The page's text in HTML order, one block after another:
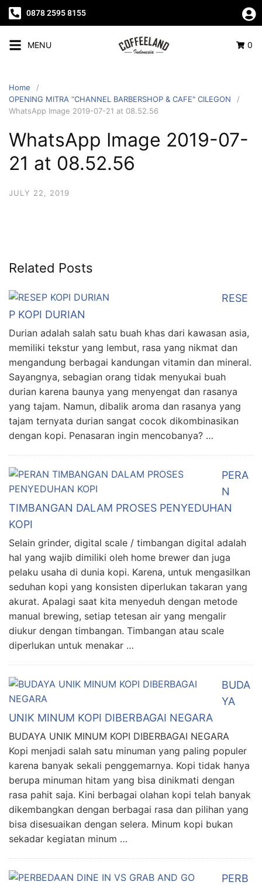
0878 2595 8155
MENU 0
Home
OPENING MITRA “CHANNEL BARBERSHOP & CAFE" CILEGON
WhatsApp Image 2019-07-21 at 08.52.56
WhatsApp Image 2019-07-
21 at 08.52.56
JULY 22, 2019
Related Posts
RESE
P KOPI DURIAN
Durian adalah salah satu buah khas dari kawasan asia,
memiliki tekstur yang lembut, rasa yang nikmat dan
mengandung berbagai kandungan vitamin dan mineral.
Sayangnya, sebagian orang tidak menyukai buah
durian karena baunya yang menyengat dan rasanya
yang tajam. Namun, dibalik aroma dan rasanya yang
tajam ternyata durian sangat cocok dikombinasikan
dengan kopi. Penasaran ingin mencobanya? …
PERA
N
TIMBANGAN DALAM PROSES PENYEDUHAN
KOPI
Selain grinder, digital scale / timbangan digital adalah
hal yang wajib dimiliki oleh home brewer dan juga
pelaku usaha di dunia kopi. Karena, untuk mengasilkan
seduhan kopi yang konsisten diperlukan takaran yang
akurat. Apalagi saat kita menyeduh dengan metode
manual brewing, setiap tetesan air yang mengalir
diukur dengan timbangan. Timbangan atau scale
diperlukan untuk menakar …
BUDA
YA
UNIK MINUM KOPI DIBERBAGAI NEGARA
BUDAYA UNIK MINUM KOPI DIBERBAGAI NEGARA
Kopi menjadi salah satu minuman yang paling populer
karena banyak sekali penggemarnya. Kopi tidak hanya
berupa minuman hitam yang bisa dinikmati dengan
rasa pahit saja. Kini berbagai olahan kopi telah banyak
dikembangkan dengan berbagai rasa dan pilihan yang
bisa disesuaikan dengan selera. Minum kopi bukan
sekadar kegiatan minum …
PERB